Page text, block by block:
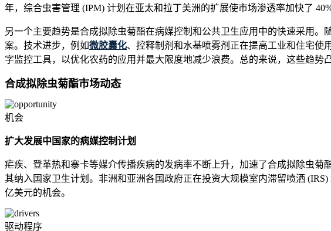
年，综合虫害管理 (IPM) 计划在亚太和拉丁美洲的扩展使市场渗透率加快了 40%
另一个主要趋势是合成拟除虫菊酯在病媒控制和公共卫生应用中的快速采用
案。技术进步，例如微胶囊化、控释制剂和水基喷雾剂正在提高工业和住宅使
字监控工具，以优化农药的应用并最大限度地减少浪费。总的来说，这些趋
合成拟除虫菊酯市场动态
机会
扩大发展中国家的病媒控制计划
疟疾、登革热和寨卡等媒介传播疾病的发病率不断上升，加速了合成拟除虫
其纳入国家卫生计划。非洲和亚洲各国政府正在投资大规模室内滞留喷洒
亿美元的机会。
驱动程序